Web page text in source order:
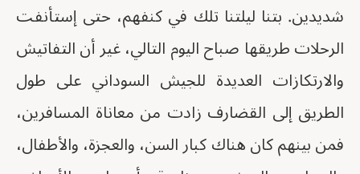
شديدين. بتنا ليلتنا تلك في كنفهم، حتى إستأنفت
الرحلات طريقها صباح اليوم التالي، غير أن التفاتيش
والارتكازات العديدة للجيش السوداني على طول
الطريق إلى القضارف زادت من معاناة المسافرين،
فمن بينهم كان هناك كبار السن، والعجزة، والأطفال،